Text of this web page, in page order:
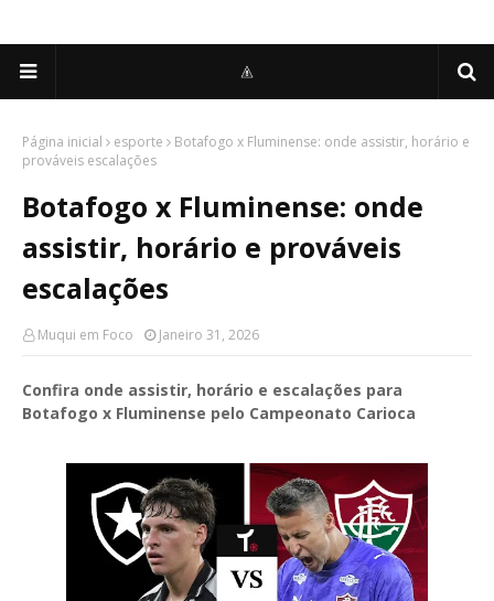
Página inicial esporte
Botafogo x Fluminense: onde assistir, horário e
prováveis escalações
Botafogo x Fluminense: onde
assistir, horário e prováveis
escalações
Muqui em Foco Janeiro 31, 2026
Confira onde assistir, horário e escalações para
Botafogo x Fluminense pelo Campeonato Carioca